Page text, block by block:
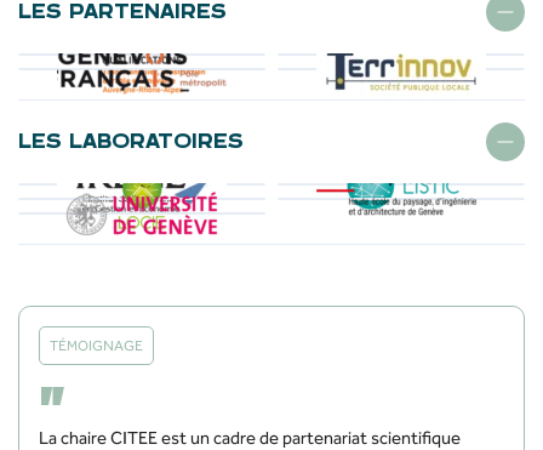
LES PARTENAIRES
LES LABORATOIRES
TÉMOIGNAGE
“
La chaire CITEE est un cadre de partenariat scientifique